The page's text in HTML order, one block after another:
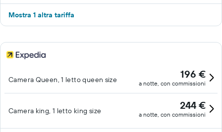
Mostra 1 altra tariffa
Camera Queen, 1 letto queen size 196 €
a notte, con commissioni
Camera king, 1 letto king size 244 €
a notte, con commissioni